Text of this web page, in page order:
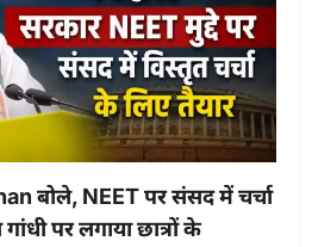
बोले, NEET पर संसद में चर्चा
पर लगाया छात्रों के